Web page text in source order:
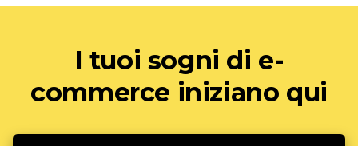
I tuoi sogni di e-
commerce iniziano qui